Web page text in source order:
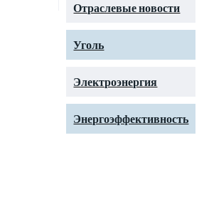
Отраслевые новости
Уголь
Электроэнергия
Энергоэффективность